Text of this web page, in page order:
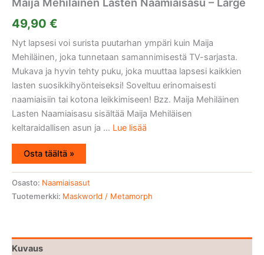
49,90 €
Nyt lapsesi voi surista puutarhan ympäri kuin Maija
Mehiläinen, joka tunnetaan samannimisestä TV-sarjasta.
Mukava ja hyvin tehty puku, joka muuttaa lapsesi kaikkien
lasten suosikkihyönteiseksi! Soveltuu erinomaisesti
naamiaisiin tai kotona leikkimiseen! Bzz. Maija Mehiläinen
Lasten Naamiaisasu sisältää Maija Mehiläisen
keltaraidallisen asun ja ... Lue lisää
Osta täältä »
Osasto: Naamiaisasut
Tuotemerkki: Maskworld / Metamorph
Kuvaus